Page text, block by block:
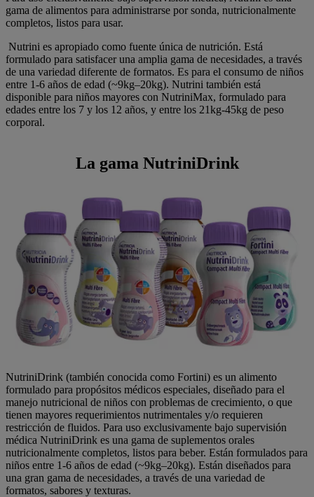
gama de alimentos para administrarse por sonda, nutricionalmente
completos, listos para usar.
Nutrini es apropiado como fuente única de nutrición. Está
formulado para satisfacer una amplia gama de necesidades, a través
de una variedad diferente de formatos. Es para el consumo de niños
entre 1-6 años de edad (~9kg–20kg). Nutrini también está
disponible para niños mayores con NutriniMax, formulado para
edades entre los 7 y los 12 años, y entre los 21kg-45kg de peso
corporal.
La gama NutriniDrink
NutriniDrink (también conocida como Fortini) es un alimento
formulado para propósitos médicos especiales, diseñado para el
manejo nutricional de niños con problemas de crecimiento, o que
tienen mayores requerimientos nutrimentales y/o requieren
restricción de fluidos. Para uso exclusivamente bajo supervisión
médica NutriniDrink es una gama de suplementos orales
nutricionalmente completos, listos para beber. Están formulados para
niños entre 1-6 años de edad (~9kg–20kg). Están diseñados para
una gran gama de necesidades, a través de una variedad de
formatos, sabores y texturas.